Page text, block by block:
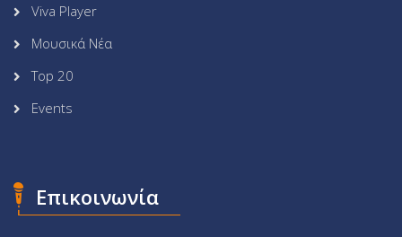
Viva Player
Μουσικά Νέα
Top 20
Events
Επικοινωνία